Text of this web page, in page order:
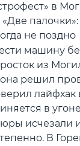
в
палочки»:
не поздно
машину
из
решил
лайфхак
в угоне
исчезали
В